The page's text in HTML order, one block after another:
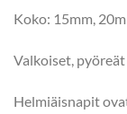
Koko: 15mm,
Valkoiset,
Helmiäisnapit